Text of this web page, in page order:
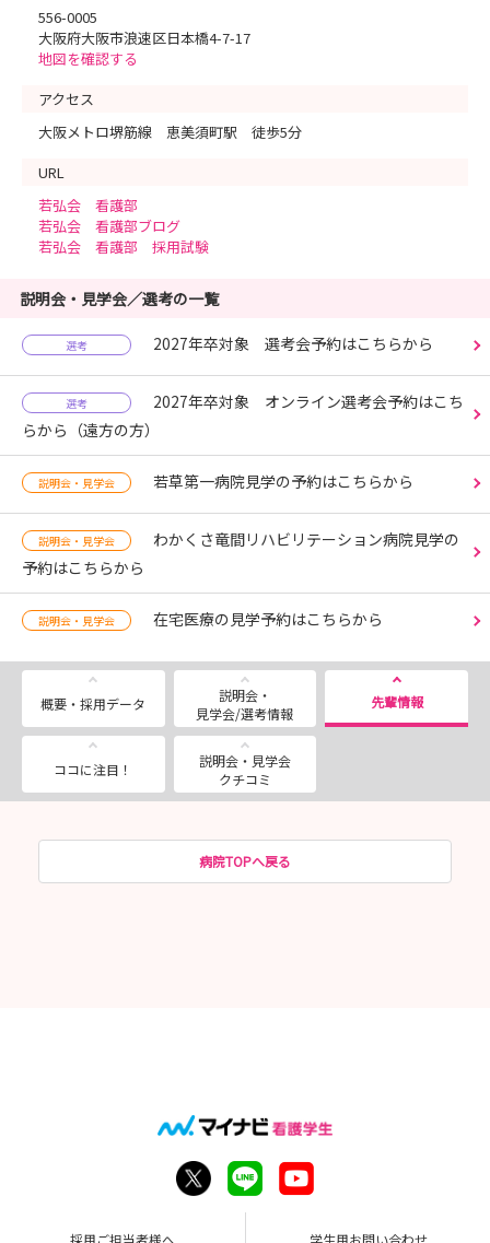
556-0005
大阪府大阪市浪速区日本橋4-7-17
地図を確認する
アクセス
大阪メトロ堺筋線 恵美須町駅 徒歩5分
URL
若弘会 看護部
若弘会 看護部ブログ
若弘会 看護部 採用試験
説明会・見学会／選考の一覧
選考 2027年卒対象 選考会予約はこちらから
選考
2027年卒対象 オンライン選考会予約はこち
らから（遠方の方）
説明会・見学会 若草第一病院見学の予約はこちらから
説明会・見学会
わかくさ竜間リハビリテーション病院見学の
予約はこちらから
説明会・見学会 在宅医療の見学予約はこちらから
概要・採用データ
説明会・
見学会/選考情報
先輩情報
ココに注目！
説明会・見学会
クチコミ
病院TOPへ戻る
採用ご担当者様へ 学生用お問い合わせ